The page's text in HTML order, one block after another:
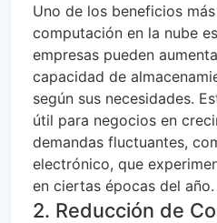
Uno de los beneficios
computación en la nube
empresas pueden
capacidad de
según sus necesidades.
útil para negocios en
demandas fluctuantes,
electrónico, que
en ciertas épocas del año.
2. Reducción de